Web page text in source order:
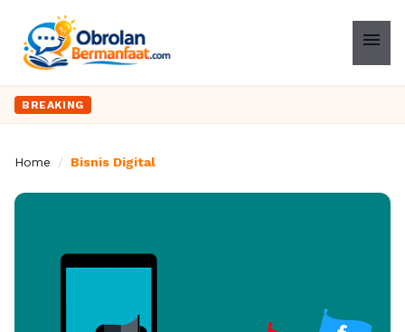
menu
BREAKING
Home / Bisnis Digital